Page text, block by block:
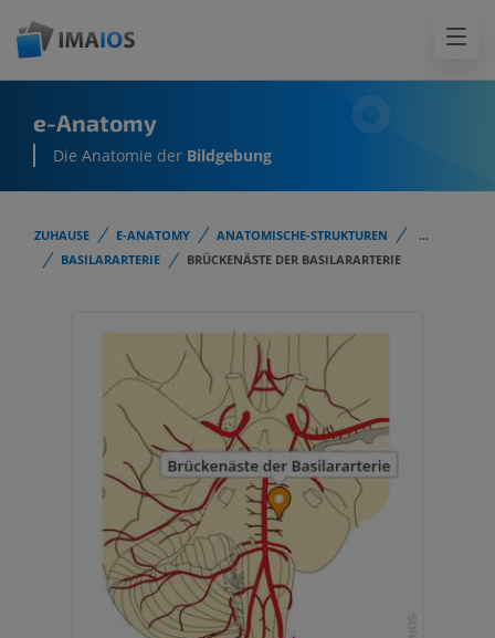
e-Anatomy
Die Anatomie der Bildgebung
ZUHAUSE E-ANATOMY ANATOMISCHE-STRUKTUREN
...
BASILARARTERIE
BRÜCKENÄSTE DER BASILARARTERIE